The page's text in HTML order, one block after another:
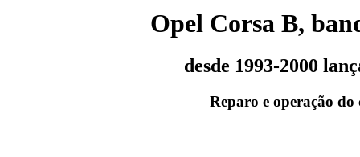
Opel Corsa B,
desde 1993-2000
Reparo e operação do